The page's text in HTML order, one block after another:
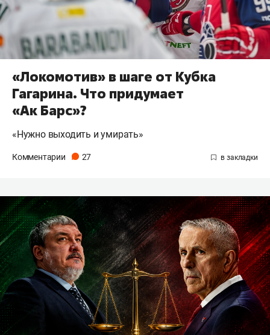
«Локомотив» в шаге от Кубка
Гагарина. Что придумает
«Ак Барс»?
«Нужно выходить и умирать»
Комментарии 27